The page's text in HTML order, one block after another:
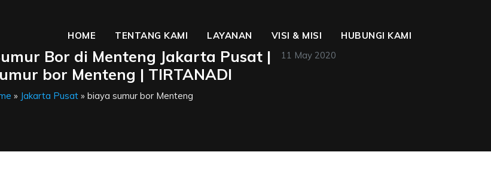
HOME TENTANG KAMI LAYANAN VISI & MISI
HUBUNGI KAMI
11 May 2020
Bor di Menteng Jakarta Pusat |
bor Menteng | TIRTANADI
» Jakarta Pusat» biaya sumur bor Menteng